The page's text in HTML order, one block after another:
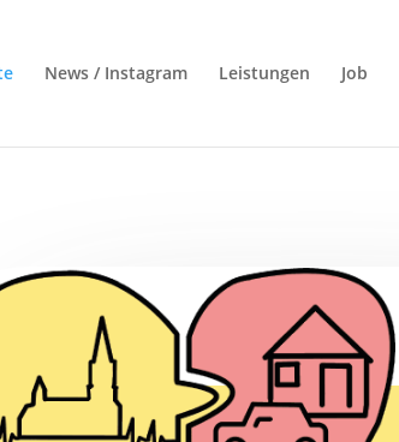
News / Instagram Leistungen Job